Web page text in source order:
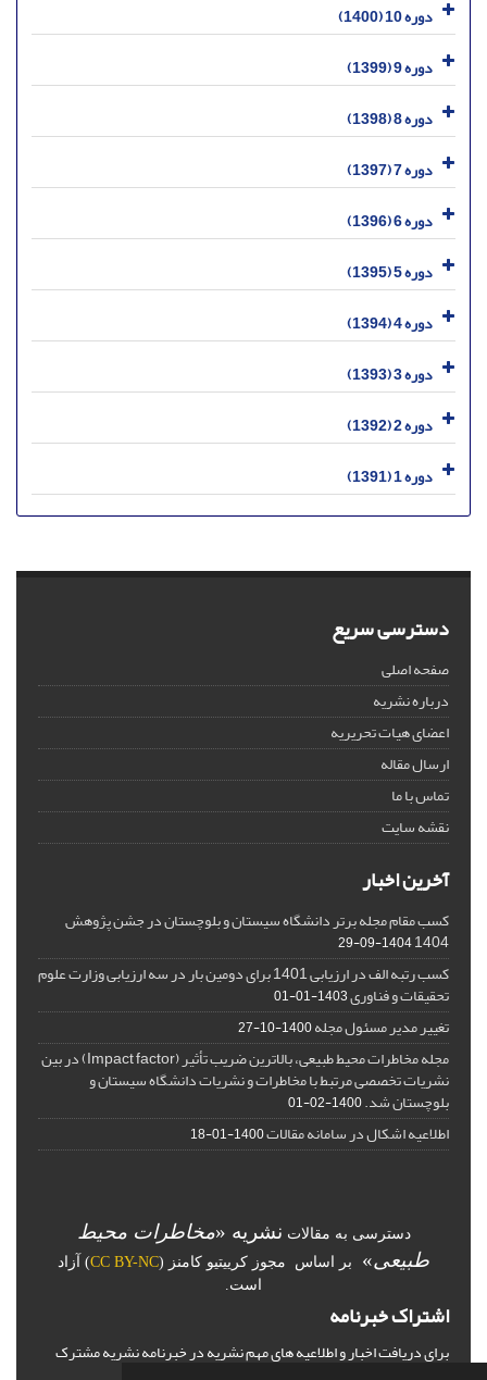
دوره 10 (1400)
دوره 9 (1399)
دوره 8 (1398)
دوره 7 (1397)
دوره 6 (1396)
دوره 5 (1395)
دوره 4 (1394)
دوره 3 (1393)
دوره 2 (1392)
دوره 1 (1391)
دسترسی سریع
صفحه اصلی
درباره نشریه
اعضای هیات تحریریه
ارسال مقاله
تماس با ما
نقشه سایت
آخرین اخبار
کسب مقام مجله برتر دانشگاه سیستان و بلوچستان در جشن پژوهش
1404
1404-09-29
کسب رتبه الف در ارزیابی 1401 برای دومین بار در سه ارزیابی وزارت علوم
تحقیقات و فناوری1403-01-01
تغییر مدیر مسئول مجله1400-10-27
مجله مخاطرات محیط طبیعی، بالاترین ضریب تأثیر (Impact factor) در بین
نشریات تخصصی مرتبط با مخاطرات و نشریات دانشگاه سیستان و
بلوچستان شد.1400-02-01
اطلاعیه اشکال در سامانه مقالات1400-01-18
دسترسی به مقالات نشریه «مخاطرات محیط
طبیعی» بر اساس مجوز کرییتیو کامنز (CC BY-NC) آزاد
است.
اشتراک خبرنامه
برای دریافت اخبار و اطلاعیه های مهم نشریه در خبرنامه نشریه مشترک